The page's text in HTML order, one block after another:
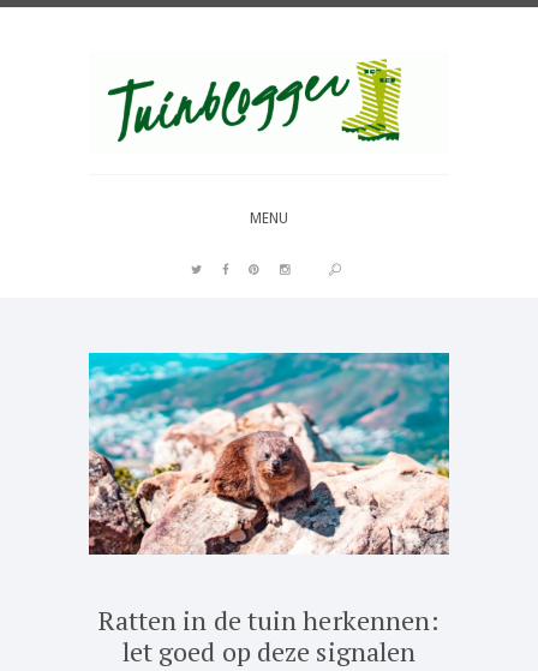
MENU
Ratten in de tuin herkennen:
let goed op deze signalen